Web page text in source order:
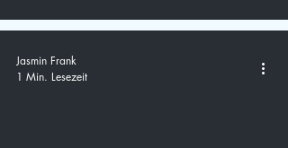
Jasmin Frank
1 Min. Lesezeit